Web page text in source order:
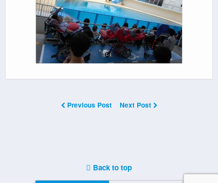
Previous Post Next Post
Back to top